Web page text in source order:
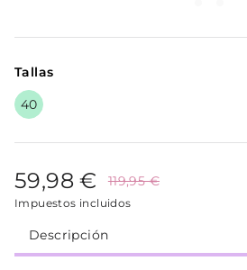
Tallas
40
59,98 € 119,95 €
Impuestos incluidos
Descripción